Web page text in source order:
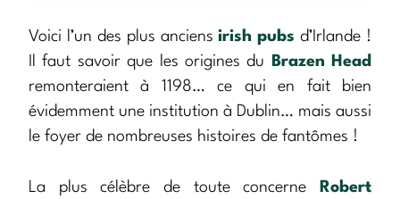
Voici l’un des plus anciens irish pubs d’Irlande !
Il faut savoir que les origines du
Brazen Head
remonteraient à 1198… ce qui en fait bien
évidemment une institution à Dublin… mais aussi
le foyer de nombreuses histoires de fantômes !
La plus célèbre de toute concerne
Robert